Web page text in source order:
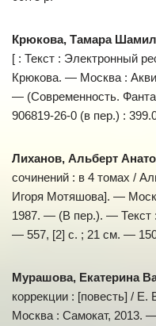
Крюкова, Тамара
[ : Текст : Электронный
Крюкова. — Москва :
— (Современность.
906819-26-0 (в пер.) :
Лиханов, Альберт
сочинений : в 4 томах /
Игоря Мотяшова]. —
1987. — (В пер.). — Текст
— 557, [2] с. ; 21 см. —
Мурашова, Екатерина
коррекции : [повесть] /
Москва : Самокат, 2013.